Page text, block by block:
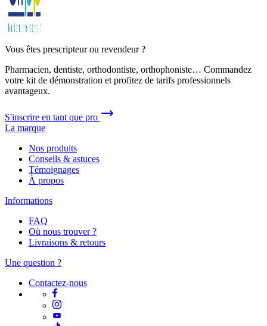
Vous êtes prescripteur ou revendeur ?
Pharmacien, dentiste, orthodontiste, orthophoniste… Commandez
votre kit de démonstration et profitez de tarifs professionnels
avantageux.
S'inscrire en tant que pro
La marque
Nos produits
Conseils & astuces
Témoignages
À propos
Informations
FAQ
Où nous trouver ?
Livraisons & retours
Une question ?
Contactez-nous